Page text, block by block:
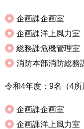
企画課企画室
企画課洋上風力室
総務課危機管理室
消防本部消防総務
令和4年度：9名（4所
企画課企画室
企画課洋上風力室